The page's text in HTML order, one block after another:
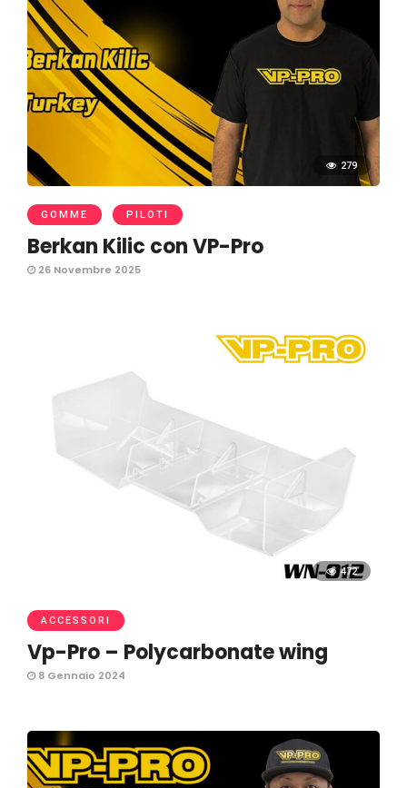
279
GOMME PILOTI
Berkan Kilic con VP-Pro
26 Novembre 2025
472
ACCESSORI
Vp-Pro – Polycarbonate wing
8 Gennaio 2024